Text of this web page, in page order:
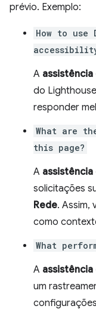
prévio. Exemplo:
How to use
A assistência
do
responder
What are
this page?
A assistência
solicitações
Rede. Assim,
como
What
A assistência
um